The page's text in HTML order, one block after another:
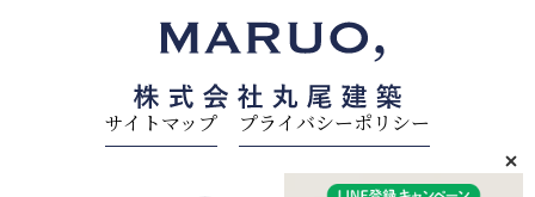
サイトマップ プライバシーポリシー